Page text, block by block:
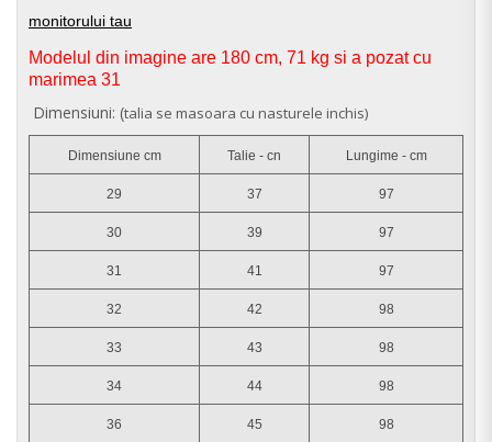
monitorului tau
Modelul din imagine are 180 cm, 71 kg si a pozat cu
marimea 31
Dimensiuni: (talia se masoara cu nasturele inchis)
Dimensiune cm Talie - cn Lungime - cm
29 37 97
30 39 97
31 41 97
32 42 98
33 43 98
34 44 98
36 45 98